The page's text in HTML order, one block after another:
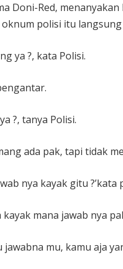
Doni-Red,
polisi itu
ya ?, kata Polisi.
?, tanya Polisi.
ada pak, tapi tidak
nya kayak gitu ?’kata
kayak mana jawab nya
jawabna mu, kamu aja